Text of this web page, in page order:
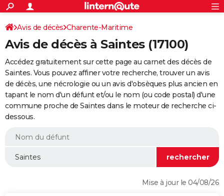
ACTUALITÉS
Politique
Société
Faits Divers
Education
Monde
Villes
+
SPORT
Coupe du monde 2026
Football
Tennis
Cyclisme
Rugby
Forum
Programme TV
TNT
Streaming
Cinéma
Sorties cinéma
Musique
+
FINANCE
Retraite
Epargne
Immobilier
Risques naturels par ville
Assurance
AUTO
Essais
Réserver un essai
Citadines
Berlines
SUV
Forum auto
+
HIGH-TECH
BRICOLAGE
WEEK-END
S'inscrire
Connexion
Avis de décès Charente-Maritime
Avis de décès à Saintes (17100)
Accédez gratuitement sur cette page au carnet des décès de
Saintes. Vous pouvez affiner votre recherche, trouver un avis
de décès, une nécrologie ou un avis d'obsèques plus ancien en
tapant le nom d'un défunt et/ou le nom (ou code postal) d'une
commune proche de Saintes dans le moteur de recherche ci-
dessous.
Mise à jour le 04/08/26